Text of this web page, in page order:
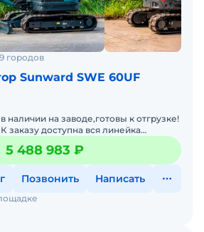
городов
Sunward SWE 60UF
наличии на заводе,готовы к отгрузке!
заказу доступна вся линейка
Любой лизинг. Гарантия.Запасные
5 488 983 ₽
Позвонить Написать